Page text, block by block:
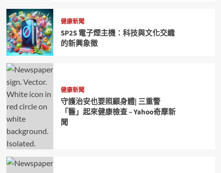
健康新聞
SP2S 電子煙主機：科技與文化交織
的新興象徵
健康新聞
守護治安也要照顧身體| 三重警
「醫」起來健康檢查 – Yahoo奇摩新
聞